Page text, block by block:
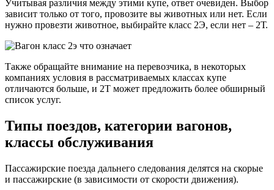
Учитывая различия между этими купе, ответ очевиден. Выбор
зависит только от того, провозите вы животных или нет. Если
нужно провезти животное, выбирайте класс 2Э, если нет – 2Т.
Также обращайте внимание на перевозчика, в некоторых
компаниях условия в рассматриваемых классах купе
отличаются больше, и 2Т может предложить более обширный
список услуг.
Типы поездов, категории вагонов,
классы обслуживания
Пассажирские поезда дальнего следования делятся на скорые
и пассажирские (в зависимости от скорости движения).